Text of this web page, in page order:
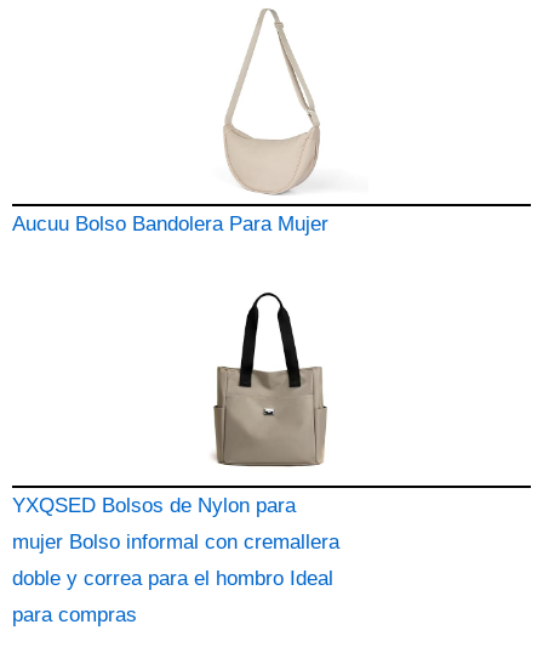
Aucuu Bolso Bandolera Para Mujer
YXQSED Bolsos de Nylon para
mujer Bolso informal con cremallera
doble y correa para el hombro Ideal
para compras